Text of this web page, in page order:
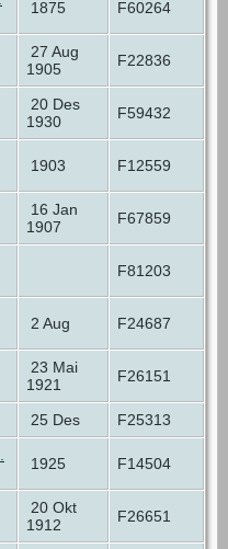
1875 F60264
27 Aug
1905
F22836
20 Des
1930
F59432
1903 F12559
16 Jan
1907
F67859
F81203
2 Aug F24687
23 Mai
1921
F26151
25 Des F25313
1925 F14504
20 Okt
1912
F26651